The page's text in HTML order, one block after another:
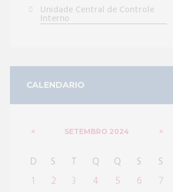
Unidade Central de Controle
Interno
CALENDARIO
SETEMBRO 2024
D S T Q Q S
S
1
2 3 4 5 6
7